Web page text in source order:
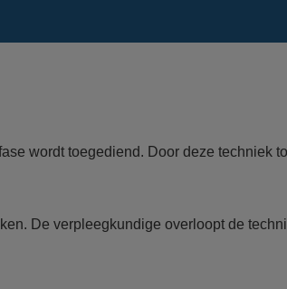
wordt toegediend. Door deze techniek
De verpleegkundige overloopt de